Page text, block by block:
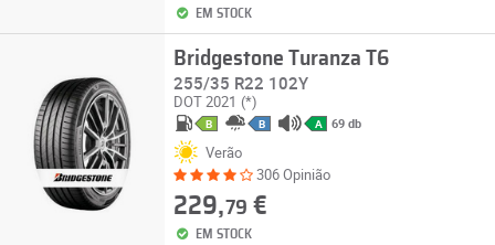
EM STOCK
Bridgestone Turanza T6
255/35 R22 102Y
DOT 2021 (*)
B B A 69 db
Verão
306 Opinião
229,79 €
EM STOCK